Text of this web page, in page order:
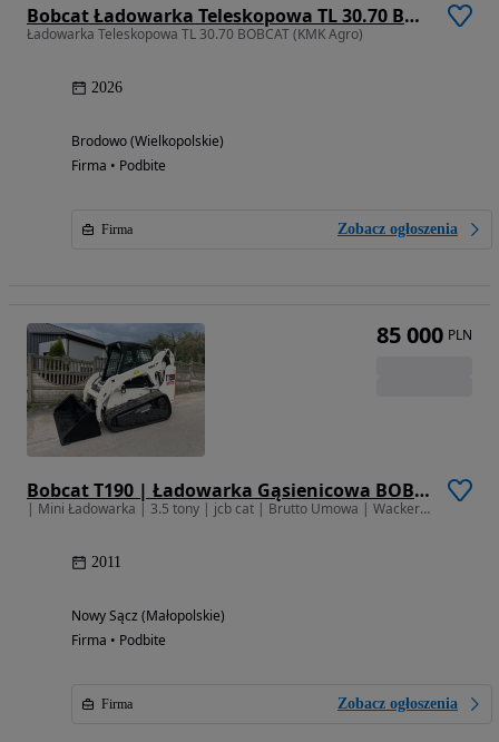
Bobcat Ładowarka Teleskopowa TL 30.70 BOBCAT
Ładowarka Teleskopowa TL 30.70 BOBCAT (KMK Agro)
2026
Brodowo (Wielkopolskie)
Firma • Podbite
Firma Zobacz ogłoszenia
Bobcat T190 | Ładowarka Gąsienicowa BOBCAT T 190 | Joystick | Łyżka | Widły | Waga 3450kG | Miniładowarka | Stan Bardzo Dobry | CENA BRUTTO |
| Mini Ładowarka | 3.5 tony | jcb cat | Brutto Umowa | Wacker Neuson
2011
Nowy Sącz (Małopolskie)
Firma • Podbite
Firma Zobacz ogłoszenia
85 000 PLN